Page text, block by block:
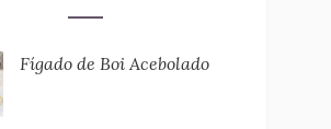
Fígado de Boi Acebolado